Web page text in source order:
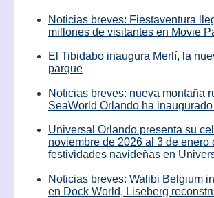
Noticias breves: Fiestaventura
millones de visitantes en Movie
El Tibidabo inaugura Merlí, la
parque
Noticias breves: nueva montaña
SeaWorld Orlando ha
Universal Orlando presenta su
noviembre de 2026 al 3 de enero
festividades navideñas en
Noticias breves: Walibi Belgium
en Dock World, Liseberg